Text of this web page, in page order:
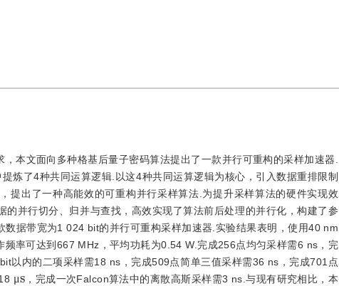
本文面向多种格基后量子密码算法提出了一款并行可重构的采样加速器.
炼了4种共同运算逻辑.以这4种共同运算逻辑为核心，引入数据重排限制
提出了一种高能效的可重构并行采样算法.为提升采样算法的硬件实现效
并行切分、归并与查找，高效实现了算法前后处理的并行化，构建了参
据带宽为1 024 bit的并行可重构采样加速器.实验结果表明，使用40 nm
率可达到667 MHz，平均功耗为0.54 W.完成256点均匀采样需6 ns，完
以内的二项采样需18 ns，完成509点简单三值采样需36 ns，完成701点
μ
μs
，完成一次Falcon算法中的离散高斯采样需3 ns.与现有研究相比，本